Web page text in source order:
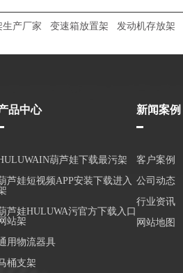
生产厂家 变速箱放置架 发动机存放架
品中心
葫芦娃下载最污架
芦娃短视频APP安装下载进入
芦娃HULUWA污官方下载入口
站架
用物流器具
桶支架
新闻案例
客户案例
公司动态
行业资讯
网站地图